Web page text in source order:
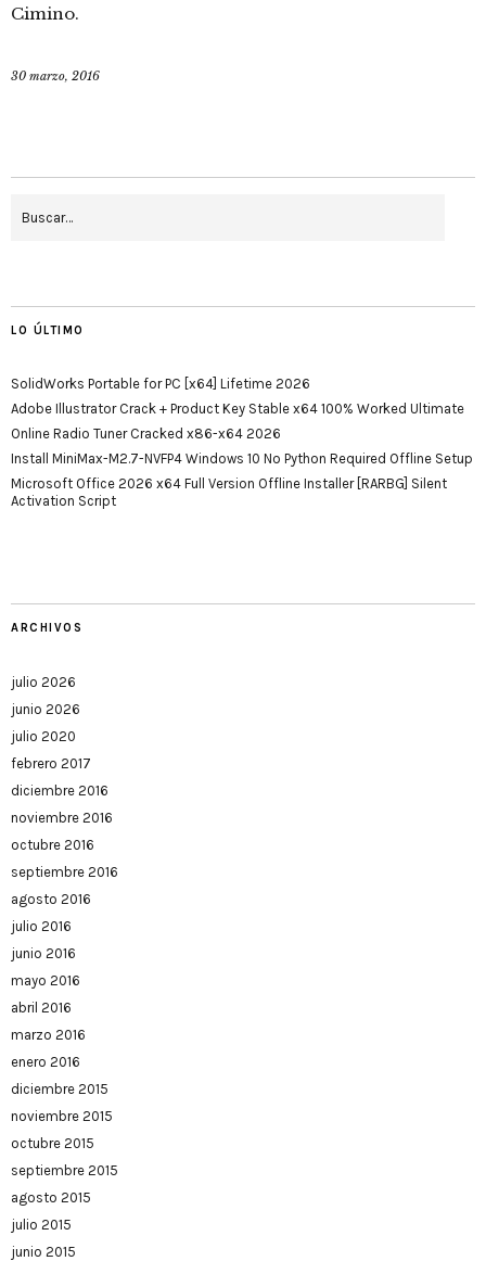
Cimino.
30 marzo, 2016
LO ÚLTIMO
SolidWorks Portable for PC [x64] Lifetime 2026
Adobe Illustrator Crack + Product Key Stable x64 100% Worked Ultimate
Online Radio Tuner Cracked x86-x64 2026
Install MiniMax-M2.7-NVFP4 Windows 10 No Python Required Offline Setup
Microsoft Office 2026 x64 Full Version Offline Installer [RARBG] Silent
Activation Script
ARCHIVOS
julio 2026
junio 2026
julio 2020
febrero 2017
diciembre 2016
noviembre 2016
octubre 2016
septiembre 2016
agosto 2016
julio 2016
junio 2016
mayo 2016
abril 2016
marzo 2016
enero 2016
diciembre 2015
noviembre 2015
octubre 2015
septiembre 2015
agosto 2015
julio 2015
junio 2015